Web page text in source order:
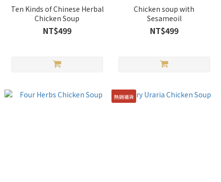
Ten Kinds of Chinese Herbal
Chicken Soup
NT$499
Chicken soup with
Sesameoil
NT$499
熱銷補貨